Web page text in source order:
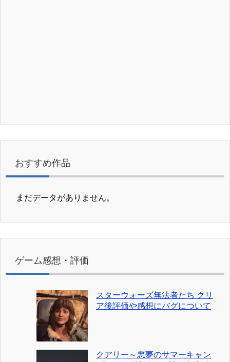
おすすめ作品
まだデータがありません。
ゲーム感想・評価
スターウォーズ無法者たち クリ
ア後評価や感想にバグについて
クアリー～悪夢のサマーキャン